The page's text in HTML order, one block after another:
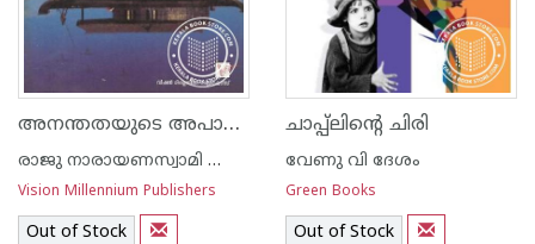
അനന്തതയുടെ അപാരതീരങ്ങളില്‍
രാജു നാരായണസ്വാമി ഐ എ എസ്
Vision Millennium Publishers
Out of Stock
ചാപ്പ്ലിന്റെ ചിരി
വേണു വി ദേശം
Green Books
Out of Stock